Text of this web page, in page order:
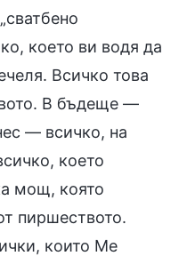
което ви водя да
Всичко това
В бъдеще —
— всичко, на
което
мощ, която
пиршеството.
които Ме